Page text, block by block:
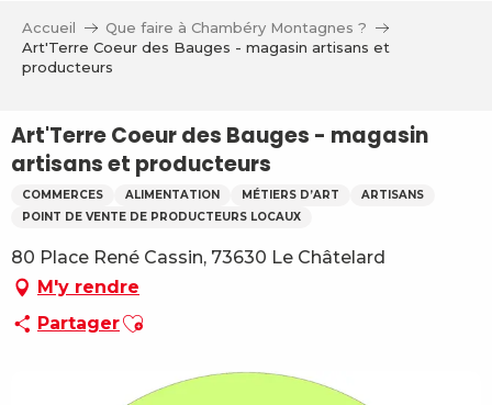
contenu
Accueil
Que faire à Chambéry Montagnes ?
Art'Terre Coeur des Bauges - magasin artisans et
producteurs
Art'Terre Coeur des Bauges - magasin
artisans et producteurs
COMMERCES ALIMENTATION MÉTIERS D’ART
ARTISANS
POINT DE VENTE DE PRODUCTEURS LOCAUX
80 Place René Cassin, 73630 Le Châtelard
M'y rendre
PartagerAjouter aux favoris